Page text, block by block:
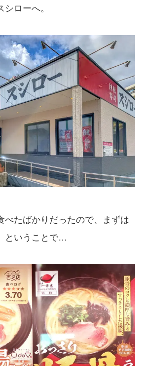
ローへ。
べたばかりだったので、まずは
ということで…